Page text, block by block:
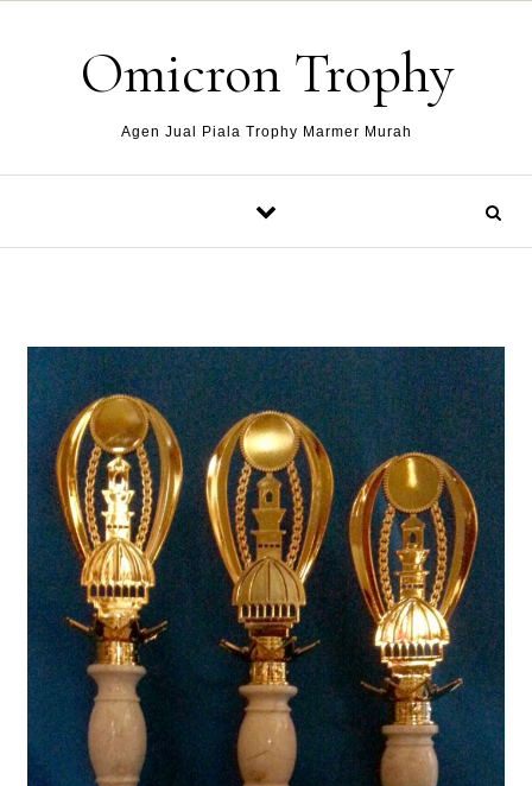
Omicron Trophy
Agen Jual Piala Trophy Marmer Murah